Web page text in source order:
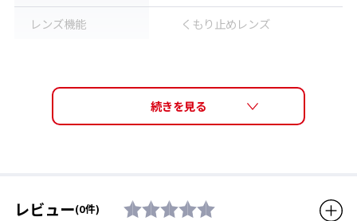
レンズ機能 くもり止めレンズ
トマー、サイドパーツ : ナイロ
ン、鼻ベルト : エラストマー、
ベルト : エラストマー
日本
レビュー(0件)